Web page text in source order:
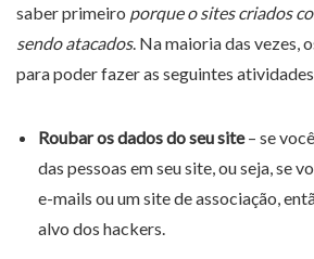
saber primeiro porque o sites criados
sendo atacados. Na maioria das vezes,
para poder fazer as seguintes
Roubar os dados do seu site– se
das pessoas em seu site, ou seja, se
e-mails ou um site de associação,
alvo dos hackers.